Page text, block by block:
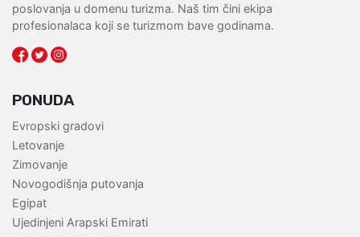
poslovanja u domenu turizma. Naš tim čini ekipa
profesionalaca koji se turizmom bave godinama.
PONUDA
Evropski gradovi
Letovanje
Zimovanje
Novogodišnja putovanja
Egipat
Ujedinjeni Arapski Emirati